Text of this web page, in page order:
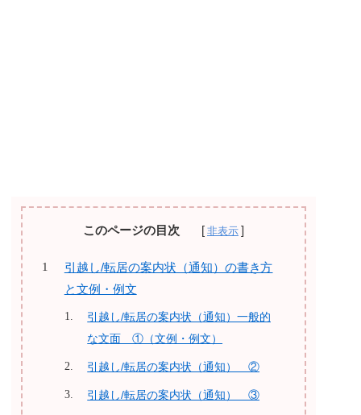
このページの目次
引越し/転居の案内状（通知）の書き方
と文例・例文
引越し/転居の案内状（通知）一般的
な文面 ①（文例・例文）
引越し/転居の案内状（通知） ②
引越し/転居の案内状（通知） ③